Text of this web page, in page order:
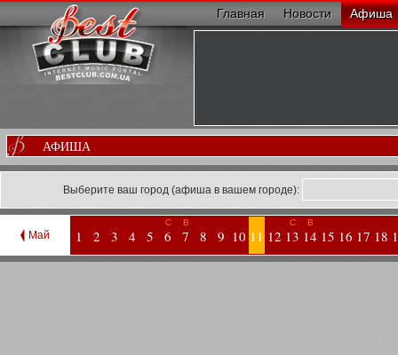
Главная Новости Афиша
АФИША
Выберите ваш город (афиша в вашем городе):
Май 1 2 3 4 5
С
6
В
7 8 9 10 11 12
С
13
В
14 15 16 17 18